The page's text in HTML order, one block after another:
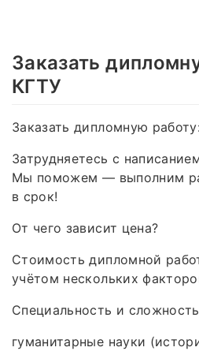
Заказать
КГТУ
Заказать дипломную
Затрудняетесь с
Мы поможем — выполним
в срок!
От чего зависит цена?
Стоимость дипломной
учётом нескольких
Специальность и
гуманитарные науки